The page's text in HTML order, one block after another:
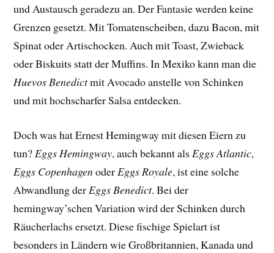
und Austausch geradezu an. Der Fantasie werden keine
Grenzen gesetzt. Mit Tomatenscheiben, dazu Bacon, mit
Spinat oder Artischocken. Auch mit Toast, Zwieback
oder Biskuits statt der Muffins. In Mexiko kann man die
Huevos Benedictmit Avocado anstelle von Schinken
und mit hochscharfer Salsa entdecken.
Doch was hat Ernest Hemingway mit diesen Eiern zu
tun?Eggs Hemingway, auch bekannt alsEggs Atlantic,
Eggs CopenhagenoderEggs Royale, ist eine solche
Abwandlung derEggs Benedict. Bei der
hemingway’schen Variation wird der Schinken durch
Räucherlachs ersetzt. Diese fischige Spielart ist
besonders in Ländern wie Großbritannien, Kanada und